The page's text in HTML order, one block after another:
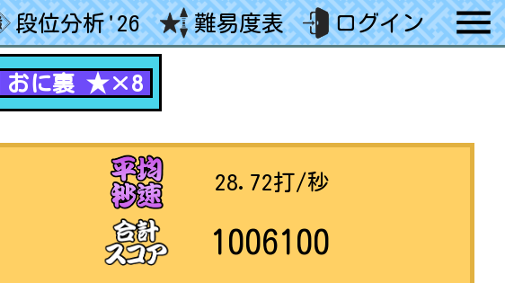
段位分析'26 難易度表 ログイン
おに裏 ★×8
28.72打/秒
1006100